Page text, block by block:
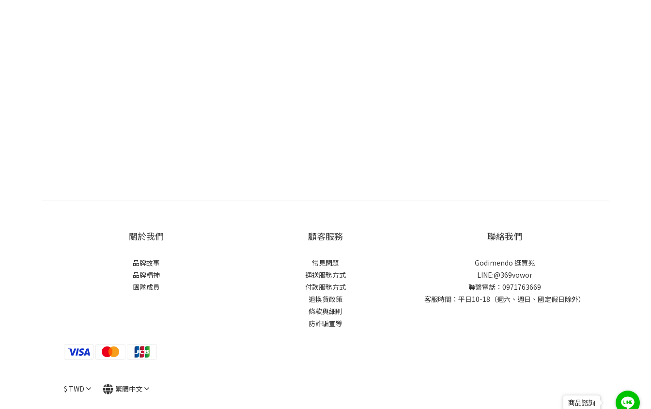
關於我們
品牌故事
品牌精神
團隊成員
顧客服務
常見問題
運送服務方式
付款服務方式
退換貨政策
條款與細則
防詐騙宣導
聯絡我們
Godimendo 逛買兜
LINE:@369vowor
聯繫電話：0971763669
客服時間：平日10-18（週六、週日、國定假日除外）
$ TWD 繁體中文
商品諮詢